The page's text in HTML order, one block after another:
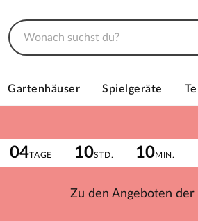
Gartenhäuser Spielgeräte
04TAGE 10STD. 10MIN.
Zu den Angeboten der